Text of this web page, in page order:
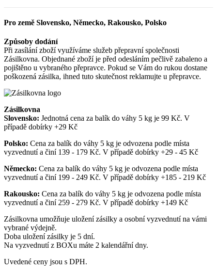
Pro země Slovensko, Německo, Rakousko, Polsko
Způsoby dodání
Při zasílání zboží využíváme služeb přepravní společnosti
Zásilkovna. Objednané zboží je před odesláním pečlivě zabaleno a
pojištěno u vybraného přepravce. Pokud se Vám do rukou dostane
poškozená zásilka, ihned tuto skutečnost reklamujte u přepravce.
Zásilkovna
Slovensko: Jednotná cena za balík do váhy 5 kg je 99 Kč. V
případě dobírky +29 Kč
Polsko: Cena za balík do váhy 5 kg je odvozena podle místa
vyzvednutí a činí 139 - 179 Kč. V případě dobírky +29 - 45 Kč
Německo: Cena za balík do váhy 5 kg je odvozena podle místa
vyzvednutí a činí 199 - 249 Kč. V případě dobírky +185 - 219 Kč
Rakousko: Cena za balík do váhy 5 kg je odvozena podle místa
vyzvednutí a činí 259 - 279 Kč. V případě dobírky +149 Kč
Zásilkovna umožňuje uložení zásilky a osobní vyzvednutí na vámi
vybrané výdejně.
Doba uložení zásilky je 5 dní.
Na vyzvednutí z BOXu máte 2 kalendářní dny.
Uvedené ceny jsou s DPH.